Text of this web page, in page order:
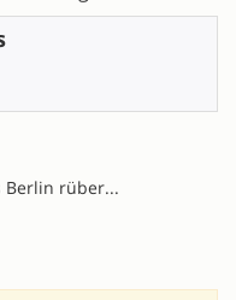
Berlin rüber...